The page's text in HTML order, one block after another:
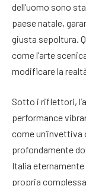
dell’uomo sono
paese natale,
giusta sepoltura .
come l’arte
modificare la
Sotto i riflettori,
performance
come
profondamente
Italia
propria